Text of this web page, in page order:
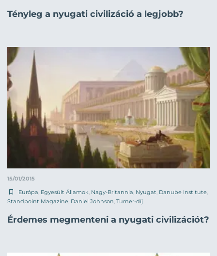
Tényleg a nyugati civilizáció a legjobb?
15/01/2015
Európa, Egyesült Államok, Nagy-Britannia, Nyugat, Danube Institute,
Standpoint Magazine, Daniel Johnson, Turner-díj
Érdemes megmenteni a nyugati civilizációt?